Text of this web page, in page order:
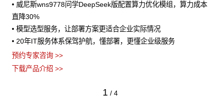
• 威尼斯wns9778问学DeepSeek版配置算力优化模组，算力成本
直降30%
• 模型选型服务，让部署方案更适合企业实际情况
• 20年IT服务体系保驾护航，懂部署，更懂企业级服务
预约专家咨询 >>
下载产品介绍 >>
1 / 4